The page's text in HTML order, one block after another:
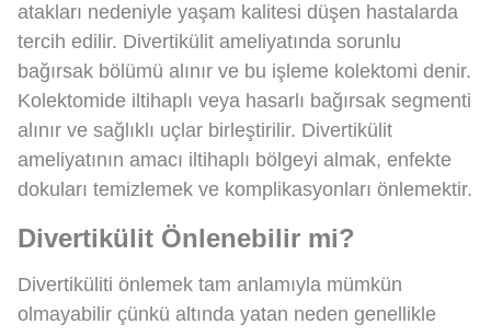
atakları nedeniyle yaşam kalitesi düşen hastalarda
tercih edilir. Divertikülit ameliyatında sorunlu
bağırsak bölümü alınır ve bu işleme kolektomi denir.
Kolektomide iltihaplı veya hasarlı bağırsak segmenti
alınır ve sağlıklı uçlar birleştirilir. Divertikülit
ameliyatının amacı iltihaplı bölgeyi almak, enfekte
dokuları temizlemek ve komplikasyonları önlemektir.
Divertikülit Önlenebilir mi?
Divertiküliti önlemek tam anlamıyla mümkün
olmayabilir çünkü altında yatan neden genellikle